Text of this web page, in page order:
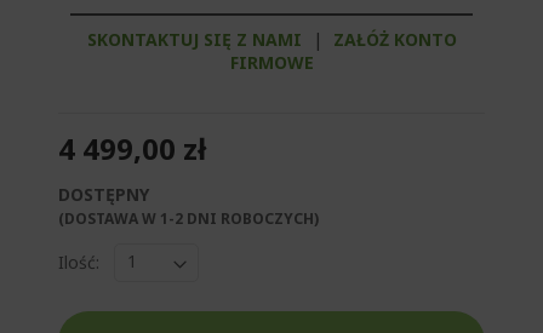
SKONTAKTUJ SIĘ Z NAMI |
ZAŁÓŻ KONTO
FIRMOWE
4 499,00 zł
DOSTĘPNY
(DOSTAWA W 1-2 DNI ROBOCZYCH)​
Ilość: